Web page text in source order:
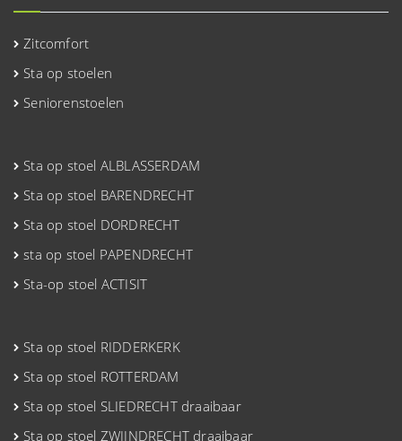
Zitcomfort
Sta op stoelen
Seniorenstoelen
Sta op stoel ALBLASSERDAM
Sta op stoel BARENDRECHT
Sta op stoel DORDRECHT
sta op stoel PAPENDRECHT
Sta-op stoel ACTISIT
Sta op stoel RIDDERKERK
Sta op stoel ROTTERDAM
Sta op stoel SLIEDRECHT draaibaar
Sta op stoel ZWIJNDRECHT draaibaar